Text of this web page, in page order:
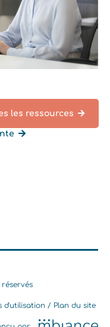
les ressources
d'utilisation Plan du site